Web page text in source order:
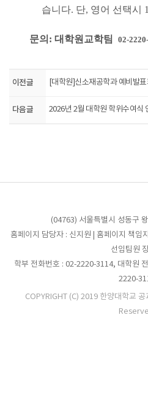
습니다. 단, 영어 선택시
문의: 대학원교학팀02-
이전글 [대학원]신소재공학과 예비발
다음글 2026년 2월 대학원 학위수여식
(04763) 서울특별시 성동구
홈페이지 담당자 : 신지원 | 홈페이지 책임
선임팀원
학부 전화번호 : 02-2220-3114, 대학원
2220-
COPYRIGHT (C) 2019 한양대학교